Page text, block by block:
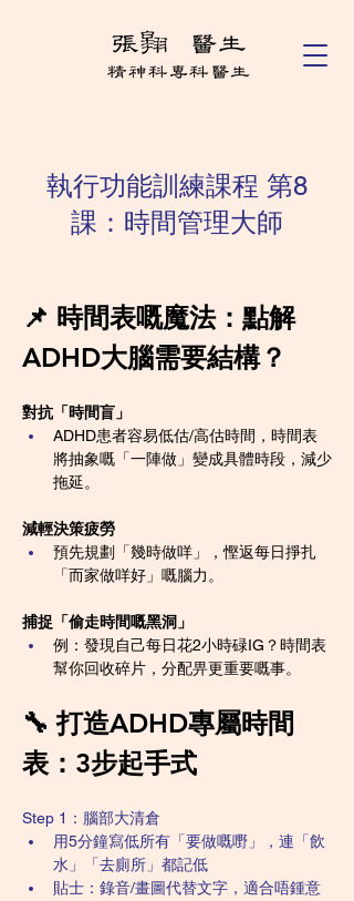
執行功能訓練課程 第8
課：時間管理大師
📌 時間表嘅魔法：點解
ADHD大腦需要結構？
對抗「時間盲」
ADHD患者容易低估/高估時間，時間表
將抽象嘅「一陣做」變成具體時段，減少
拖延。
減輕決策疲勞
預先規劃「幾時做咩」，慳返每日掙扎
「而家做咩好」嘅腦力。
捕捉「偷走時間嘅黑洞」
例：發現自己每日花2小時碌IG？時間表
幫你回收碎片，分配畀更重要嘅事。
🔧 打造ADHD專屬時間
表：3步起手式
Step 1：腦部大清倉
用5分鐘寫低所有「要做嘅嘢」，連「飲
水」「去廁所」都記低
貼士：錄音/畫圖代替文字，適合唔鍾意